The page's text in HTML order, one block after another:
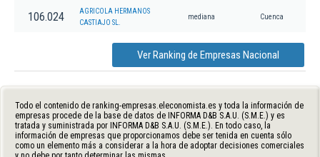
106.024
AGRICOLA HERMANOS
CASTIAJO SL.
mediana Cuenca
Ver Ranking de Empresas Nacional
Todo el contenido de ranking-empresas.eleconomista.es y toda la información de
empresas procede de la base de datos de INFORMA D&B S.A.U. (S.M.E.) y es
tratada y suministrada por INFORMA D&B S.A.U. (S.M.E.). En todo caso, la
información de empresas que proporcionamos debe ser tenida en cuenta sólo
como un elemento más a considerar a la hora de adoptar decisiones comerciales